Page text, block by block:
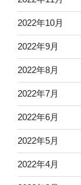
2022年10月
2022年9月
2022年8月
2022年7月
2022年6月
2022年5月
2022年4月